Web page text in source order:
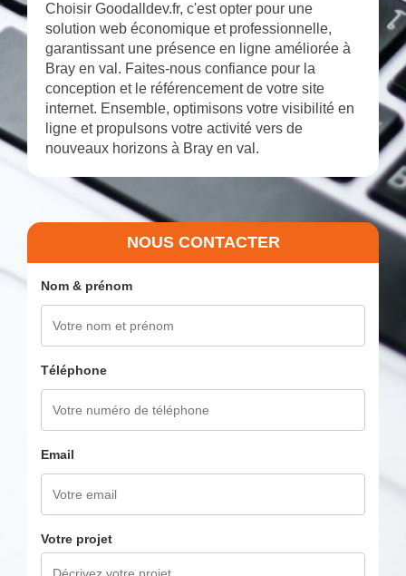
Choisir Goodalldev.fr, c'est opter pour une
solution web économique et professionnelle,
garantissant une présence en ligne améliorée à
Bray en val. Faites-nous confiance pour la
conception et le référencement de votre site
internet. Ensemble, optimisons votre visibilité en
ligne et propulsons votre activité vers de
nouveaux horizons à Bray en val.
NOUS CONTACTER
Nom & prénom
Téléphone
Email
Votre projet